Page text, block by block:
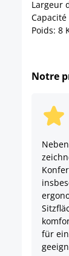
Largeur
Poids: 8
Notre
für